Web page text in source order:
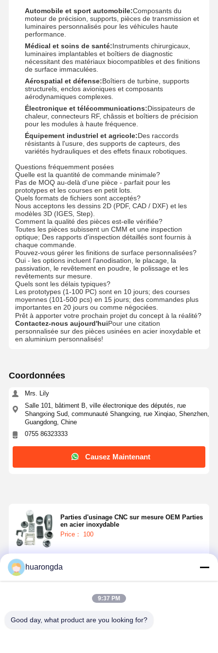
Automobile et sport automobile:Composants du
moteur de précision, supports, pièces de transmission et
luminaires personnalisés pour les véhicules haute
performance.
Médical et soins de santé:Instruments chirurgicaux,
luminaires implantables et boîtiers de diagnostic
nécessitant des matériaux biocompatibles et des finitions
de surface immaculées.
Aérospatial et défense:Boîtiers de turbine, supports
structurels, enclos avioniques et composants
aérodynamiques complexes.
Électronique et télécommunications:Dissipateurs de
chaleur, connecteurs RF, châssis et boîtiers de précision
pour les modules à haute fréquence.
Équipement industriel et agricole:Des raccords
résistants à l'usure, des supports de capteurs, des
variétés hydrauliques et des effets finaux robotiques.
Questions fréquemment posées
Quelle est la quantité de commande minimale?
Pas de MOQ au-delà d'une pièce - parfait pour les
prototypes et les courses en petit lots.
Quels formats de fichiers sont acceptés?
Nous acceptons les dessins 2D (PDF, CAD / DXF) et les
modèles 3D (IGES, Step).
Comment la qualité des pièces est-elle vérifiée?
Toutes les pièces subissent un CMM et une inspection
optique; Des rapports d'inspection détaillés sont fournis à
chaque commande.
Pouvez-vous gérer les finitions de surface personnalisées?
Oui - les options incluent l'anodisation, le placage, la
passivation, le revêtement en poudre, le polissage et les
revêtements sur mesure.
Quels sont les délais typiques?
Les prototypes (1-100 PC) sont en 10 jours; des courses
moyennes (101-500 pcs) en 15 jours; des commandes plus
importantes en 20 jours ou comme négociées.
Prêt à apporter votre prochain projet du concept à la réalité?
Contactez-nous aujourd'huiPour une citation
personnalisée sur des pièces usinées en acier inoxydable et
en aluminium personnalisés!
Coordonnées
Mrs. Lily
Salle 101, bâtiment B, ville électronique des députés, rue
Shangxing Sud, communauté Shangxing, rue Xinqiao, Shenzhen,
Guangdong, Chine
0755 86323333
Causez Maintenant
Parties d'usinage CNC sur mesure OEM Parties
en acier inoxydable
Price： 100
Produits Recommandés
huarongda
9:37 PM
Good day, what product are you looking for?